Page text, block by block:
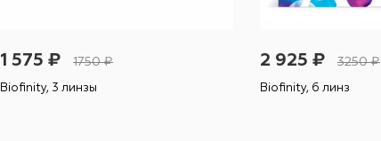
1 575 ₽ 1750 ₽
Biofinity, 3 линзы
2 925 ₽ 3250 ₽
Biofinity, 6 линз